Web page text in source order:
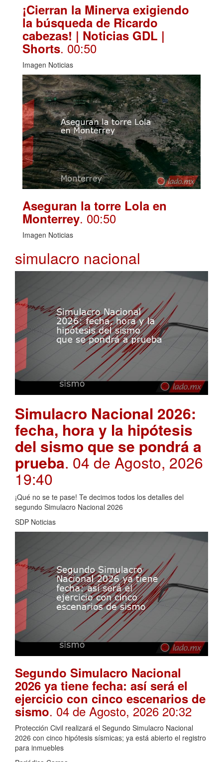
¡Cierran la Minerva exigiendo
la búsqueda de Ricardo
cabezas! | Noticias GDL |
Shorts. 00:50
Imagen Noticias
Aseguran la torre Lola en
Monterrey. 00:50
Imagen Noticias
simulacro nacional
Simulacro Nacional 2026:
fecha, hora y la hipótesis
del sismo que se pondrá a
prueba. 04 de Agosto, 2026
19:40
¡Qué no se te pase! Te decimos todos los detalles del
segundo Simulacro Nacional 2026
SDP Noticias
Segundo Simulacro Nacional
2026 ya tiene fecha: así será el
ejercicio con cinco escenarios de
sismo. 04 de Agosto, 2026 20:32
Protección Civil realizará el Segundo Simulacro Nacional
2026 con cinco hipótesis sísmicas; ya está abierto el registro
para inmuebles